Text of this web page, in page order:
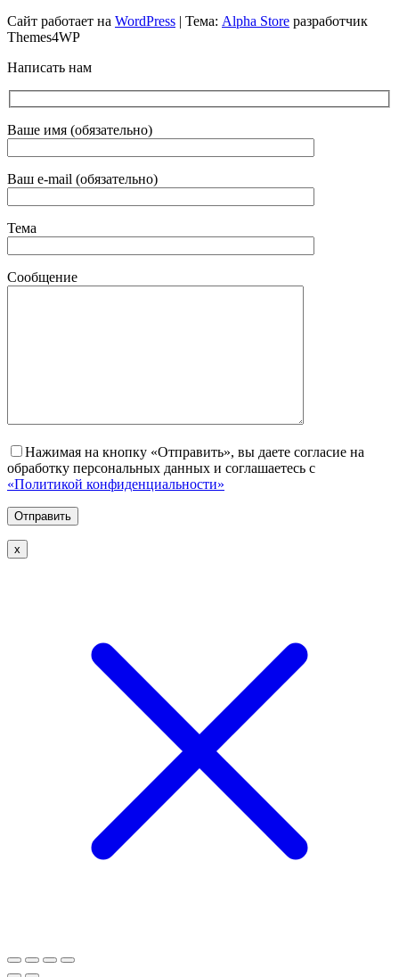
Сайт работает на WordPress | Тема: Alpha Store разработчик
Themes4WP
Написать нам
Ваше имя (обязательно)
Ваш e-mail (обязательно)
Тема
Сообщение
Нажимая на кнопку «Отправить», вы даете согласие на
обработку персональных данных и соглашаетесь с
«Политикой конфиденциальности»
х